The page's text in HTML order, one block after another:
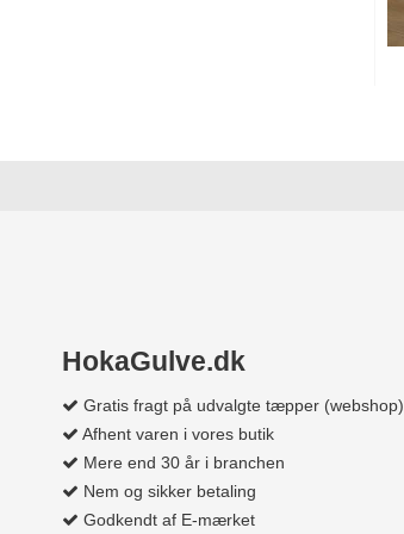
HokaGulve.dk
Gratis fragt på udvalgte tæpper (webshop)
Afhent varen i vores butik
Mere end 30 år i branchen
Nem og sikker betaling
Godkendt af E-mærket